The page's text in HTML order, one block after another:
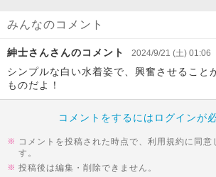
みんなのコメント
紳士さんさんのコメント 2024/9/21 (土) 01:06
シンプルな白い水着姿で、興奮させること
ものだよ！
コメントをするにはログインが
コメントを投稿された時点で、利用規約に同意
す。
投稿後は編集・削除できません。